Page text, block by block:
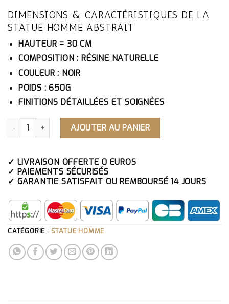
DIMENSIONS & CARACTÉRISTIQUES DE LA
STATUE HOMME ABSTRAIT
HAUTEUR = 30 CM
COMPOSITION : RÉSINE NATURELLE
COULEUR : NOIR
POIDS : 650G
FINITIONS DÉTAILLÉES ET SOIGNÉES
QUANTITÉ DE STATUE HOMME ABSTRAIT
AJOUTER AU PANIER
✓ LIVRAISON OFFERTE 0 EUROS
✓ PAIEMENTS SÉCURISÉS
✓ GARANTIE SATISFAIT OU REMBOURSÉ 14 JOURS
CATÉGORIE : STATUE HOMME